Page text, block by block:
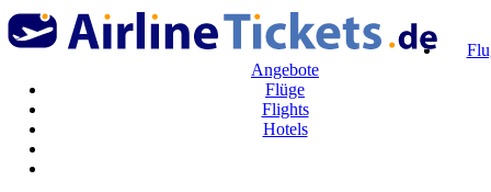
Angebote
Flüge
Flights
Hotels